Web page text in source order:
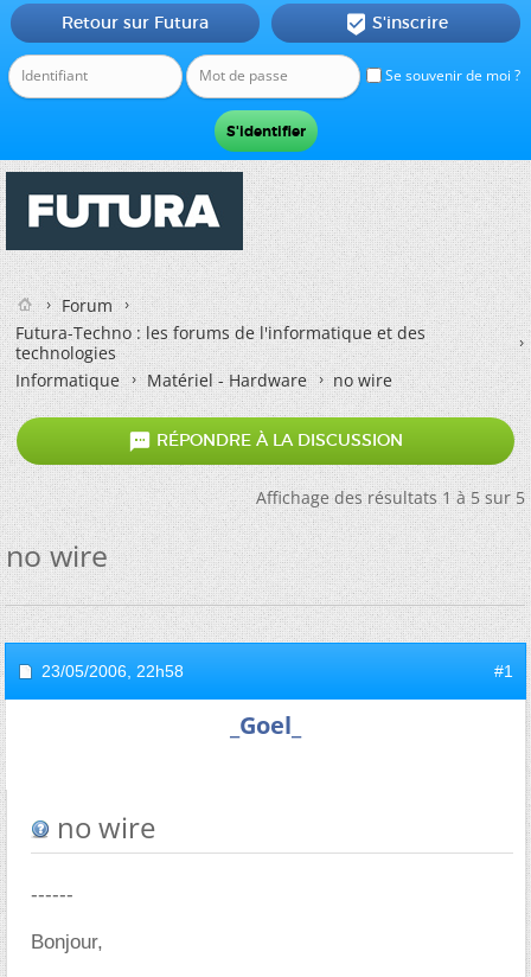
Se souvenir de moi ?
Retour sur Futura  S'inscrire
Forum
Futura-Techno : les forums de l'informatique et des
technologies
Informatique
Matériel - Hardware no wire
 RÉPONDRE À LA DISCUSSION
Affichage des résultats 1 à 5 sur 5
no wire
23/05/2006, 22h58 #1
_Goel_
no wire
------
Bonjour,